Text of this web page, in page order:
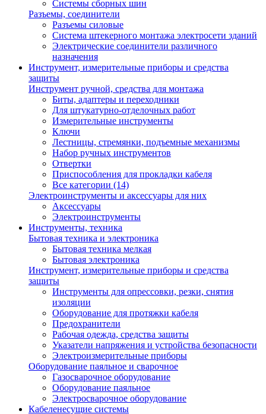
Системы сборных шин
Разъемы, соединители
Разъемы силовые
Система штекерного монтажа электросети зданий
Электрические соединители различного
назначения
Инструмент, измерительные приборы и средства
защиты
Инструмент ручной, средства для монтажа
Биты, адаптеры и переходники
Для штукатурно-отделочных работ
Измерительные инструменты
Ключи
Лестницы, стремянки, подъемные механизмы
Набор ручных инструментов
Отвертки
Приспособления для прокладки кабеля
Все категории (14)
Электроинструменты и аксессуары для них
Аксессуары
Электроинструменты
Инструменты, техника
Бытовая техника и электроника
Бытовая техника мелкая
Бытовая электроника
Инструмент, измерительные приборы и средства
защиты
Инструменты для опрессовки, резки, снятия
изоляции
Оборудование для протяжки кабеля
Предохранители
Рабочая одежда, средства защиты
Указатели напряжения и устройства безопасности
Электроизмерительные приборы
Оборудование паяльное и сварочное
Газосварочное оборудование
Оборудование паяльное
Электросварочное оборудование
Кабеленесущие системы